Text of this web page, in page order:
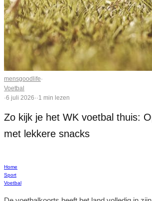
mensgoodlife·
Voetbal
·6 juli 2026··1 min lezen
Zo kijk je het WK voetbal thuis:
met lekkere snacks
Home
Sport
Voetbal